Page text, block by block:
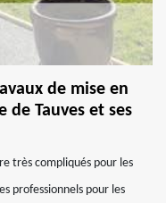
de mise en
de Tauves et ses
très compliqués pour les
professionnels pour les